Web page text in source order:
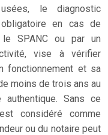
le diagnostic
en cas de
SPANC ou par un
vise à vérifier
fonctionnement et sa
moins de trois ans au
Sans ce
considéré comme
ou du notaire peut